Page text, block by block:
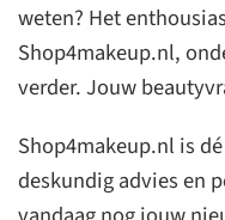
weten? Het
Shop4makeup.nl,
verder. Jouw
Shop4makeup.nl is
deskundig advies en